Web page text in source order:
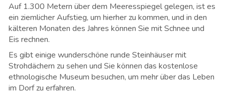
Auf 1.300 Metern über dem Meeresspiegel gelegen, ist es
ein ziemlicher Aufstieg, um hierher zu kommen, und in den
kälteren Monaten des Jahres können Sie mit Schnee und
Eis rechnen.
Es gibt einige wunderschöne runde Steinhäuser mit
Strohdächern zu sehen und Sie können das kostenlose
ethnologische Museum besuchen, um mehr über das Leben
im Dorf zu erfahren.